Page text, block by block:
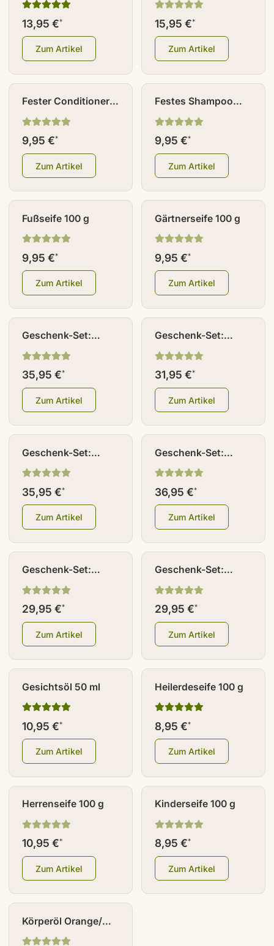
13,95 €*
Zum Artikel
15,95 €*
Zum Artikel
Fester Conditioner
Lemon 50 g
9,95 €*
Zum Artikel
Festes Shampoo
Lemon 55 g
9,95 €*
Zum Artikel
Fußseife 100 g
9,95 €*
Zum Artikel
Gärtnerseife 100 g
9,95 €*
Zum Artikel
Geschenk-Set:
Erntepause
35,95 €*
Zum Artikel
Geschenk-Set:
Freshman
31,95 €*
Zum Artikel
Geschenk-Set:
Heilerde Harmonie
35,95 €*
Zum Artikel
Geschenk-Set:
Naturbursche
36,95 €*
Zum Artikel
Geschenk-Set:
Naturschönheit
29,95 €*
Zum Artikel
Geschenk-Set:
Sanfte Rose
29,95 €*
Zum Artikel
Gesichtsöl 50 ml
10,95 €*
Zum Artikel
Heilerdeseife 100 g
8,95 €*
Zum Artikel
Herrenseife 100 g
10,95 €*
Zum Artikel
Kinderseife 100 g
8,95 €*
Zum Artikel
Körperöl Orange/
Rosmarin 100 ml